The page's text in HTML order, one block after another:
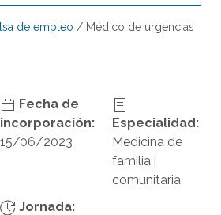
de empleo / Médico de urgencias
Fecha de
incorporación:
15/06/2023
Especialidad:
Medicina de
familia i
comunitaria
Jornada: